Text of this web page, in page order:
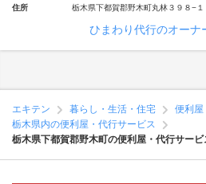
住所 栃木県下都賀郡野木町丸林３９８−１
ひまわり代行のオーナ
エキテン 暮らし・生活・住宅
便利屋
栃木県内の便利屋・代行サービス
栃木県下都賀郡野木町の便利屋・代行サービ